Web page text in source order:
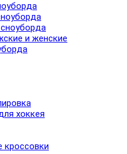
и женские
хоккея
кроссовки